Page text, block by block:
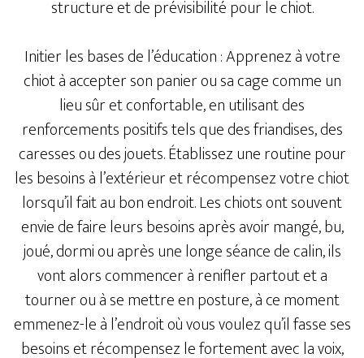
structure et de prévisibilité pour le chiot.
Initier les bases de l’éducation : Apprenez à votre
chiot à accepter son panier ou sa cage comme un
lieu sûr et confortable, en utilisant des
renforcements positifs tels que des friandises, des
caresses ou des jouets. Établissez une routine pour
les besoins à l’extérieur et récompensez votre chiot
lorsqu’il fait au bon endroit. Les chiots ont souvent
envie de faire leurs besoins après avoir mangé, bu,
joué, dormi ou après une longe séance de calin, ils
vont alors commencer à renifler partout et a
tourner ou à se mettre en posture, à ce moment
emmenez-le à l’endroit où vous voulez qu’il fasse ses
besoins et récompensez le fortement avec la voix,